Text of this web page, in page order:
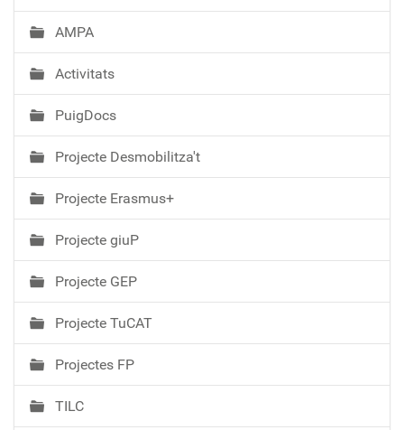
AMPA
Activitats
PuigDocs
Projecte Desmobilitza't
Projecte Erasmus+
Projecte giuP
Projecte GEP
Projecte TuCAT
Projectes FP
TILC